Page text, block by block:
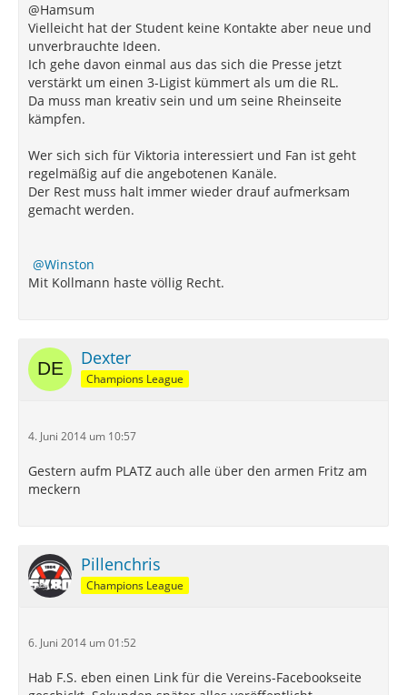
@Hamsum
Vielleicht hat der Student keine Kontakte aber neue und
unverbrauchte Ideen.
Ich gehe davon einmal aus das sich die Presse jetzt
verstärkt um einen 3-Ligist kümmert als um die RL.
Da muss man kreativ sein und um seine Rheinseite
kämpfen.
Wer sich sich für Viktoria interessiert und Fan ist geht
regelmäßig auf die angebotenen Kanäle.
Der Rest muss halt immer wieder drauf aufmerksam
gemacht werden.
Winston
Mit Kollmann haste völlig Recht.
Dexter
Champions League
4. Juni 2014 um 10:57
Gestern aufm PLATZ auch alle über den armen Fritz am
meckern
Pillenchris
Champions League
6. Juni 2014 um 01:52
Hab F.S. eben einen Link für die Vereins-Facebookseite